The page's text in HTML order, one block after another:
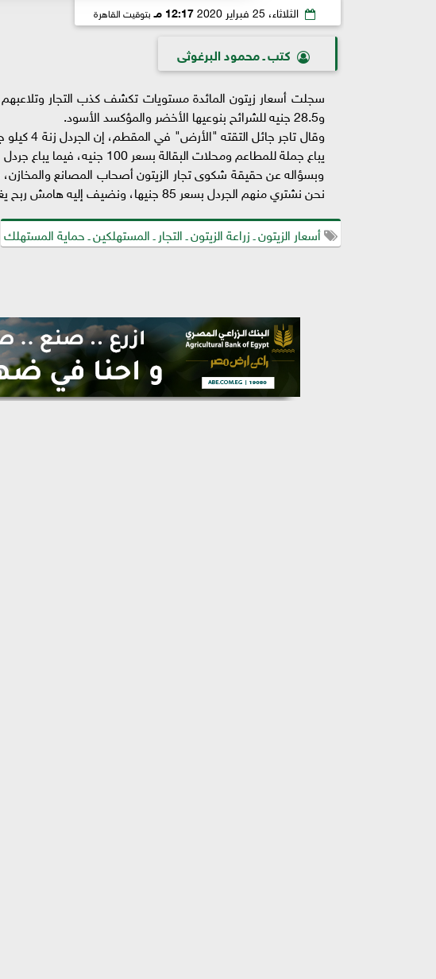
الثلاثاء، 25 فبراير 2020 12:17 مـ بتوقيت القاهرة
كتب ـ محمود البرغوثى
و28.5 جنيه للشرائح بنوعيها الأخضر والمؤكسد الأسود.
وقال تاجر
يباع جملة للمطاعم ومحلات البقالة بسعر 100 جنيه، فيما يباع جردل الشرائح زنة 3.5 كيلو جرام بسعر 100 جنيه أيضا.
وبسؤاله عن حقيقة شكوى تجار الزيتون أصحاب المصانع والمخازن،
نحن نشتري منهم الجردل بسعر 85 جنيها، ونضيف إليه هامش ربح يغطي نفقات النقل والتوزيع.
أسعار الزيتون ـ زراعة الزيتون ـ التجار ـ المستهلكين ـ حماية المستهلك